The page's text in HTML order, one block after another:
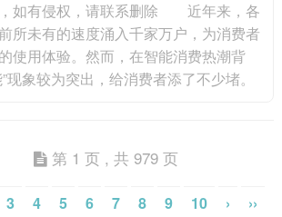
，如有侵权，请联系删除 近年来，各
所未有的速度涌入千家万户，为消费者
使用体验。然而，在智能消费热潮背
现象较为突出，给消费者添了不少堵。
际使用中却经常“原地转圈”或“漏扫死
兴智能产品，由于缺乏专业的维修人员
第 1 页 , 共 979 页
3 4 5 6 7 8 9 10 › ››